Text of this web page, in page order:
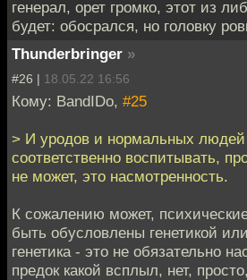
генерал, орет громко, этот из
будет: обосрался, но головку
Thunderbringer »
#26 | 18.05.22 16:56
Кому: BandIDo, #25
> И уродов и нормальных
соответственно воспитывать,
не может, это насмотренность.
К сожалению может,
быть обусловлены генетикой
генетика - это не обязательно
предок какой всплыл, нет,